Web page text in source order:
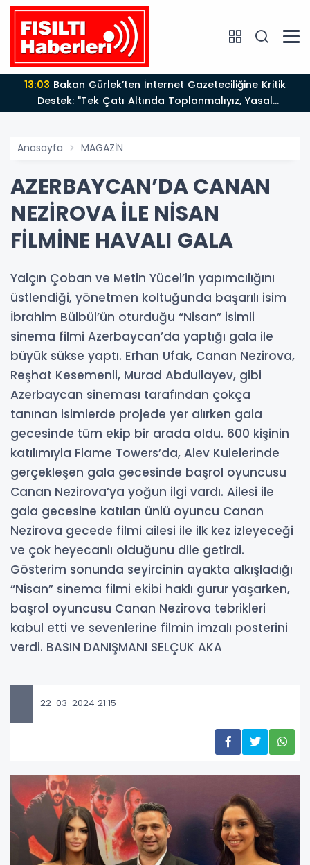
13:03
Destek: "Tek Çatı Altında Toplanmalıyız, Yasal
Düzenlemeye Hazırız"
Anasayfa MAGAZİN
AZERBAYCAN’DA CANAN
NEZİROVA İLE NİSAN
FİLMİNE HAVALI GALA
Yalçın Çoban ve Metin Yücel’in yapımcılığını
üstlendiği, yönetmen koltuğunda başarılı isim
İbrahim Bülbül’ün oturduğu “Nisan” isimli
sinema filmi Azerbaycan’da yaptığı gala ile
büyük sükse yaptı. Erhan Ufak, Canan Nezirova,
Reşhat Kesemenli, Murad Abdullayev, gibi
Azerbaycan sineması tarafından çokça
tanınan isimlerde projede yer alırken gala
gecesinde tüm ekip bir arada oldu. 600 kişinin
katılımıyla Flame Towers’da, Alev Kulelerinde
gerçekleşen gala gecesinde başrol oyuncusu
Canan Nezirova’ya yoğun ilgi vardı. Ailesi ile
gala gecesine katılan ünlü oyuncu Canan
Nezirova gecede filmi ailesi ile ilk kez izleyeceği
ve çok heyecanlı olduğunu dile getirdi.
Gösterim sonunda seyircinin ayakta alkışladığı
“Nisan” sinema filmi ekibi haklı gurur yaşarken,
başrol oyuncusu Canan Nezirova tebrikleri
kabul etti ve sevenlerine filmin imzalı posterini
verdi. BASIN DANIŞMANI SELÇUK AKA
22-03-2024 21:15